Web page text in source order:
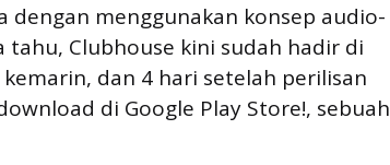
menggunakan konsep audio-
Clubhouse kini sudah hadir di
dan 4 hari setelah perilisan
di Google Play Store!, sebuah